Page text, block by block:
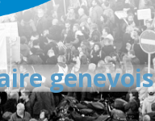
genevois